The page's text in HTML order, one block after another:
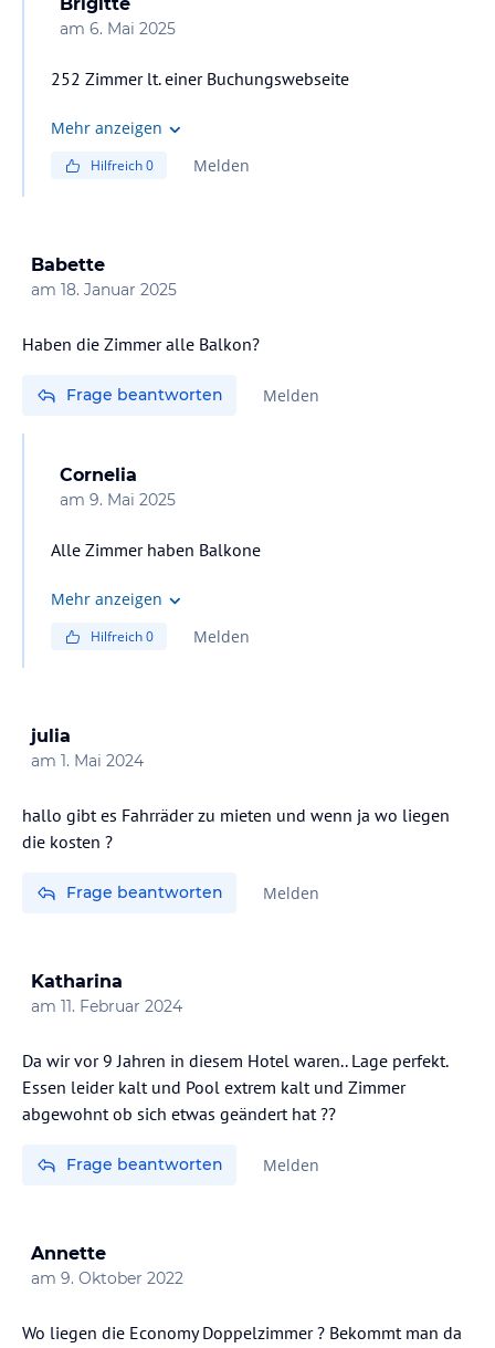
am 6. Mai 2025
252 Zimmer lt. einer Buchungswebseite
Mehr anzeigen
Hilfreich0 Melden
Babette
am 18. Januar 2025
Haben die Zimmer alle Balkon?
Frage beantworten Melden
Cornelia
am 9. Mai 2025
Alle Zimmer haben Balkone
Mehr anzeigen
Hilfreich0 Melden
julia
am 1. Mai 2024
hallo gibt es Fahrräder zu mieten und wenn ja wo liegen
die kosten ?
Frage beantworten Melden
Katharina
am 11. Februar 2024
Da wir vor 9 Jahren in diesem Hotel waren.. Lage perfekt.
Essen leider kalt und Pool extrem kalt und Zimmer
abgewohnt ob sich etwas geändert hat ??
Frage beantworten Melden
Annette
am 9. Oktober 2022
Wo liegen die Economy Doppelzimmer ? Bekommt man da